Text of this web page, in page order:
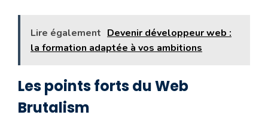
Lire également Devenir développeur web :
la formation adaptée à vos ambitions
Les points forts du Web
Brutalism